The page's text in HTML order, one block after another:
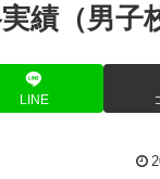
績（男子
LINE